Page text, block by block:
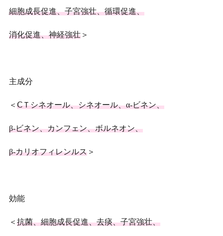
細胞成長促進、子宮強壮、循環促進、
消化促進、神経強壮 ＞
主成分
＜ ⅭＴシネオール、シネオール、α‐ビネン、
β‐ビネン、カンフェン、ボルネオン、
β‐カリオフィレンルス ＞
効能
＜ 抗菌、細胞成長促進、去痰、子宮強壮、